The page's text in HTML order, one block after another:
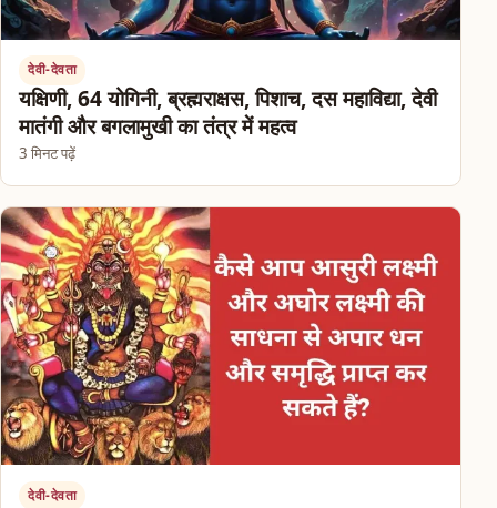
देवी-देवता
यक्षिणी, 64 योगिनी, ब्रह्मराक्षस, पिशाच, दस महाविद्या, देवी
मातंगी और बगलामुखी का तंत्र में महत्व
3 मिनट पढ़ें
देवी-देवता